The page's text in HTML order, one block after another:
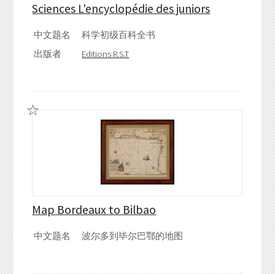
Sciences L'encyclopédie des juniors
中文题名
科学初级百科全书
出版者
Editions R.S.T
Map Bordeaux to Bilbao
中文题名 波尔多到毕尔巴鄂的地图